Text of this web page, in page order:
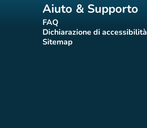
Aiuto & Supporto
FAQ(nuova scheda)
Dichiarazione di accessibilità
(nuova scheda)
Sitemap(nuova scheda)